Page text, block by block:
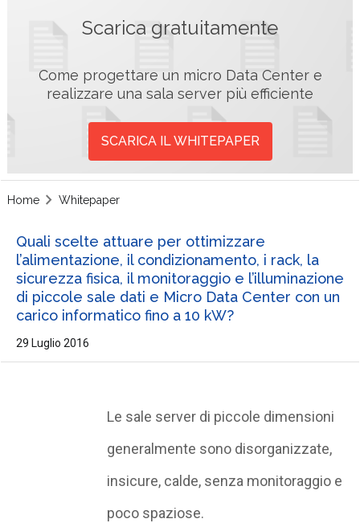
Scarica gratuitamente
Come progettare un micro Data Center e
realizzare una sala server più efficiente
SCARICA IL WHITEPAPER
Home Whitepaper
Quali scelte attuare per ottimizzare
l’alimentazione, il condizionamento, i rack, la
sicurezza fisica, il monitoraggio e l’illuminazione
di piccole sale dati e Micro Data Center con un
carico informatico fino a 10 kW?
29 Luglio 2016
Le sale server di piccole dimensioni
generalmente sono disorganizzate,
insicure, calde, senza monitoraggio e
poco spaziose.